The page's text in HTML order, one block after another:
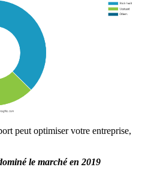
peut optimiser votre entreprise,
le marché en 2019